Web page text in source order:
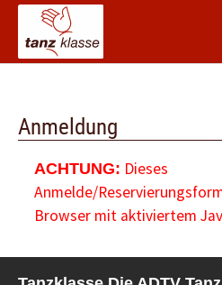
Anmeldung
ACHTUNG: Dieses
Anmelde/
Browser mit aktiviertem